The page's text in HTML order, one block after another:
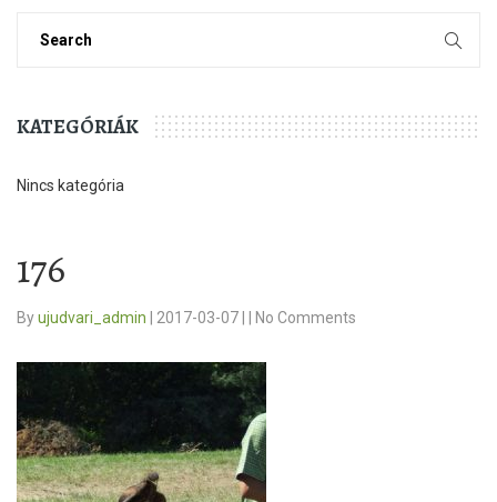
KATEGÓRIÁK
Nincs kategória
176
Byujudvari_admin 2017-03-07 No Comments